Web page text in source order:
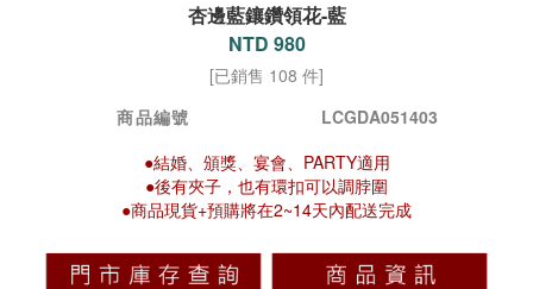
杏邊藍鑲鑽領花-藍
NTD 980
[已銷售 108 件]
商品編號
LCGDA051403
●結婚、頒獎、宴會、PARTY適用
●後有夾子，也有環扣可以調脖圍
●商品現貨+預購將在2~14天內配送完成